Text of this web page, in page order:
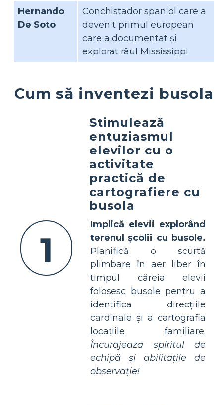
Hernando
De Soto
Conchistador spaniol care a
devenit primul european
care a documentat și
explorat râul Mississippi
Cum să inventezi busola
1
Stimulează
entuziasmul
elevilor cu o
activitate
practică de
cartografiere cu
busola
Implică elevii explorând
terenul școlii cu busole.
Planifică o scurtă
plimbare în aer liber în
timpul căreia elevii
folosesc busole pentru a
identifica direcțiile
cardinale și a cartografia
locațiile familiare.
Încurajează spiritul de
echipă și abilitățile de
observație!